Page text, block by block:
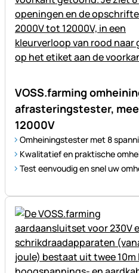
VOSS.farming
afrasteringstester,
12000V
Omheiningstester met 8
Kwalitatief en praktische
Test eenvoudig en snel uw